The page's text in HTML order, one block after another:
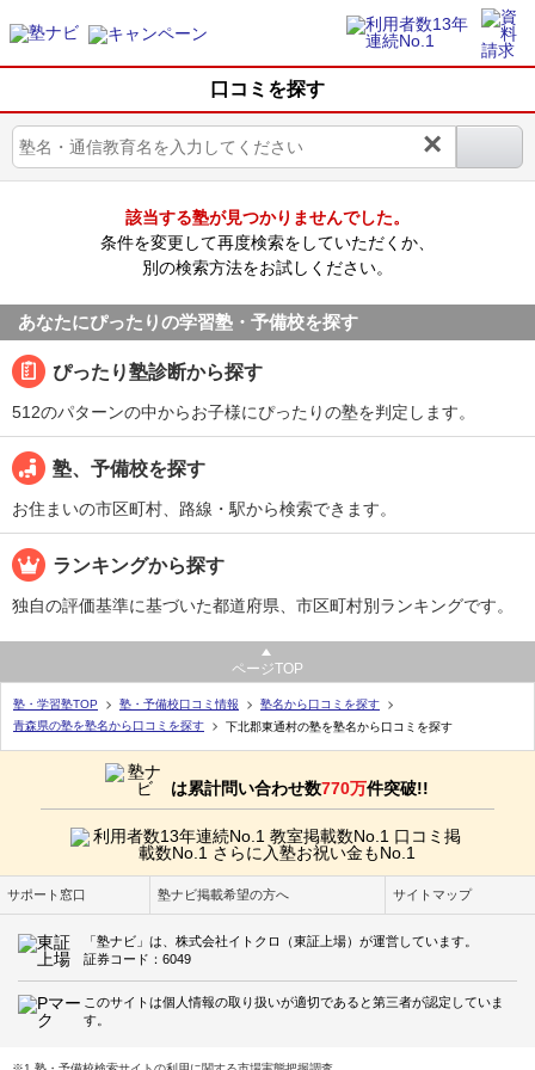
口コミを探す
×
該当する塾が見つかりませんでした。
条件を変更して再度検索をしていただくか、
別の検索方法をお試しください。
あなたにぴったりの学習塾・予備校を探す
ぴったり塾診断から探す
512のパターンの中からお子様にぴったりの塾を判定します。
塾、予備校を探す
お住まいの市区町村、路線・駅から検索できます。
ランキングから探す
独自の評価基準に基づいた都道府県、市区町村別ランキングです。
ページTOP
塾・学習塾TOP 塾・予備校口コミ情報
塾名から口コミを探す
青森県の塾を塾名から口コミを探す
下北郡東通村の塾を塾名から口コミを探す
は累計問い合わせ数770万件突破!!
サポート窓口 塾ナビ掲載希望の方へ サイトマップ
「塾ナビ」は、株式会社イトクロ（東証上場）が運営しています。
証券コード：6049
このサイトは個人情報の取り扱いが適切であると第三者が認定していま
す。